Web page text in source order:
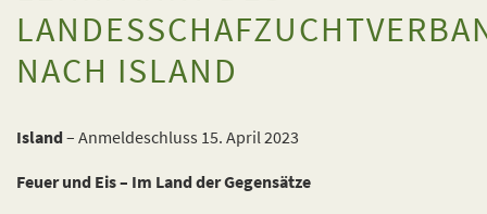
NACH ISLAND
Island– Anmeldeschluss 15. April 2023
Feuer und Eis – Im Land der Gegensätze